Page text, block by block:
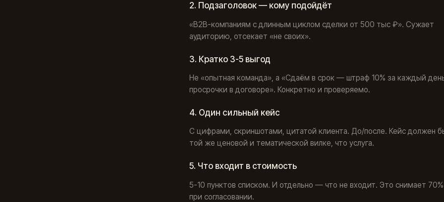
2. Подзаголовок — кому подойдёт
«B2B-компаниям с длинным циклом сделки от 500 тыс ₽». Сужает
аудиторию, отсекает «не своих».
3. Кратко 3-5 выгод
Не «опытная команда», а «Сдаём в срок — штраф 10% за каждый
просрочки в договоре». Конкретно и проверяемо.
4. Один сильный кейс
С цифрами, скриншотами, цитатой клиента. До/после. Кейс должен
той же ценовой и тематической вилке, что услуга.
5. Что входит в стоимость
5-10 пунктов списком. И отдельно — что не входит. Это снимает
при согласовании.